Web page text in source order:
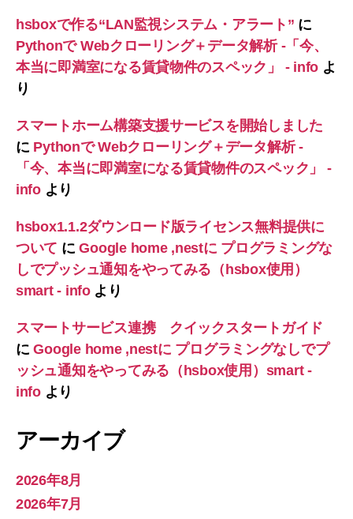
hsboxで作る“LAN監視システム・アラート” に
Pythonで Webクローリング＋データ解析 -「今、
本当に即満室になる賃貸物件のスペック」 - infoよ
り
スマートホーム構築支援サービスを開始しました
に Pythonで Webクローリング＋データ解析 -
「今、本当に即満室になる賃貸物件のスペック」 -
infoより
hsbox1.1.2ダウンロード版ライセンス無料提供に
ついて にGoogle home ,nestに プログラミングな
しでプッシュ通知をやってみる（hsbox使用）
smart - infoより
スマートサービス連携 クイックスタートガイド
にGoogle home ,nestに プログラミングなしでプ
ッシュ通知をやってみる（hsbox使用）smart -
infoより
アーカイブ
2026年8月
2026年7月